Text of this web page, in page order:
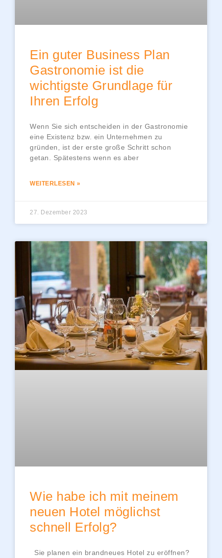
Ein guter Business Plan
Gastronomie ist die
wichtigste Grundlage für
Ihren Erfolg
Wenn Sie sich entscheiden in der Gastronomie
eine Existenz bzw. ein Unternehmen zu
gründen, ist der erste große Schritt schon
getan. Spätestens wenn es aber
WEITERLESEN »
27. Dezember 2023
Wie habe ich mit meinem
neuen Hotel möglichst
schnell Erfolg?
Sie planen ein brandneues Hotel zu eröffnen?